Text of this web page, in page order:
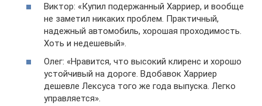
Виктор: «Купил подержанный Харриер, и вообще
не заметил никаких проблем. Практичный,
надежный автомобиль, хорошая проходимость.
Хоть и недешевый».
Олег: «Нравится, что высокий клиренс и хорошо
устойчивый на дороге. Вдобавок Харриер
дешевле Лексуса того же года выпуска. Легко
управляется».